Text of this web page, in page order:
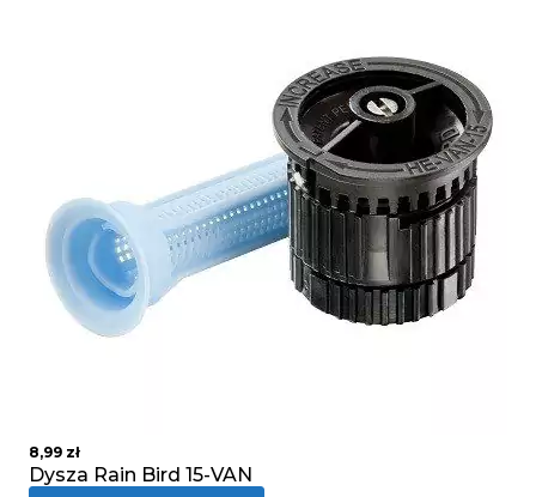
8,99 zł
Dysza Rain Bird 15-VAN